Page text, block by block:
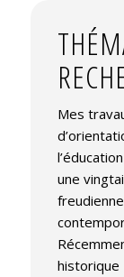
Mes
une
historique